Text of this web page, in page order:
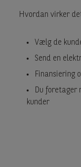
Hvordan virker
Vælg de
Send en
Finansiering
Du foretager
kunder